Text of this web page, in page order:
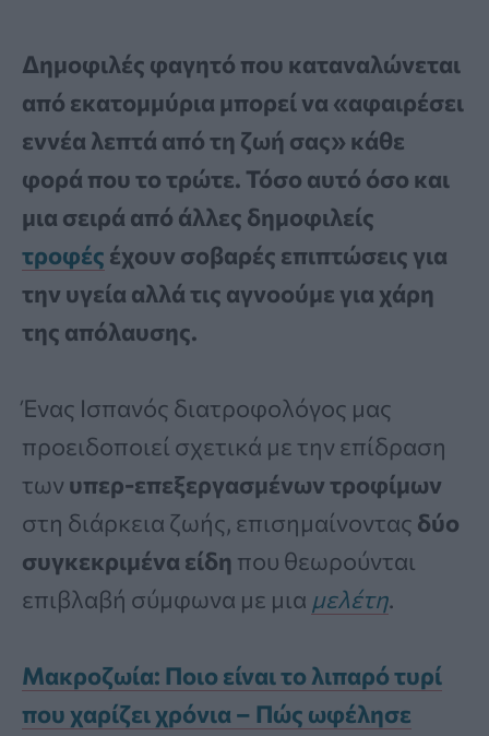
Δημοφιλές φαγητό που καταναλώνεται
από εκατομμύρια μπορεί να «αφαιρέσει
εννέα λεπτά από τη ζωή σας» κάθε
φορά που το τρώτε. Τόσο αυτό όσο και
μια σειρά από άλλες δημοφιλείς
τροφές έχουν σοβαρές επιπτώσεις για
την υγεία αλλά τις αγνοούμε για χάρη
της απόλαυσης.
Ένας Ισπανός διατροφολόγος μας
προειδοποιεί σχετικά με την επίδραση
των υπερ-επεξεργασμένων τροφίμων
στη διάρκεια ζωής, επισημαίνοντας δύο
συγκεκριμένα είδη που θεωρούνται
επιβλαβή σύμφωνα με μια μελέτη.
Μακροζωία: Ποιο είναι το λιπαρό τυρί
που χαρίζει χρόνια – Πώς ωφέλησε